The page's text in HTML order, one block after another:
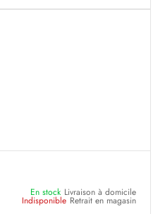
En stock Livraison à domicile
Indisponible Retrait en magasin